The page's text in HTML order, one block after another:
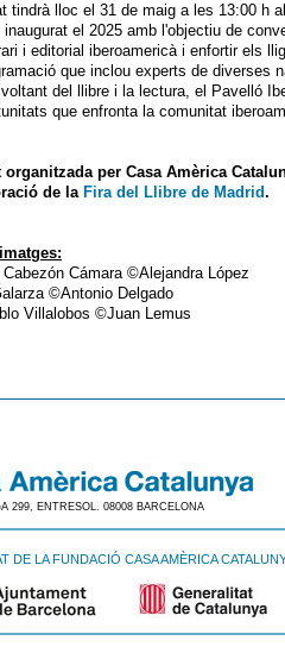
tindrà lloc el 31 de maig a les 13:00 h
inaugurat el 2025 amb l'objectiu de
i editorial iberoamericà i enfortir els
que inclou experts de diverses
del llibre i la lectura, el Pavelló
que enfronta la comunitat
per Casa Amèrica
de la Fira del Llibre de Madrid.
Cabezón Cámara ©Alejandra López
©Antonio Delgado
Villalobos ©Juan Lemus
299, ENTRESOL. 08008 BARCELONA
DE LA FUNDACIÓ CASA AMÈRICA